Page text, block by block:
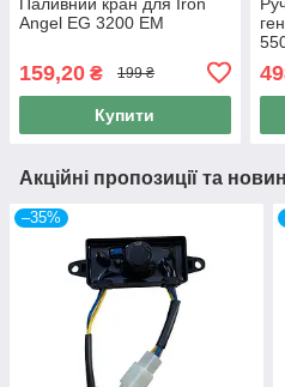
Angel EG 3200 EM
159,20 ₴ 199 ₴
Купити
Акційні пропозиції та
–35%